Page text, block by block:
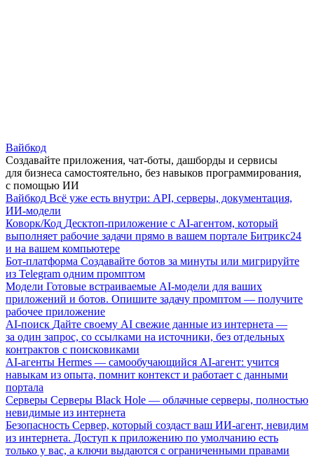
Вайбкод
Создавайте приложения, чат-боты, дашборды и сервисы
для бизнеса самостоятельно, без навыков программирования,
с помощью ИИ
Вайбкод Всё уже есть внутри: API, серверы, документация,
ИИ-модели
Коворк/Код Десктоп-приложение с AI-агентом, который
выполняет рабочие задачи прямо в вашем портале Битрикс24
и на вашем компьютере
Бот-платформа Создавайте ботов за минуты или мигрируйте
из Telegram одним промптом
Модели Готовые встраиваемые AI-модели для ваших
приложений и ботов. Опишите задачу промптом — получите
рабочее приложение
AI-поиск Дайте своему AI свежие данные из интернета —
за один запрос, со ссылками на источники, без отдельных
контрактов с поисковиками
AI-агенты Hermes — самообучающийся AI-агент: учится
навыкам из опыта, помнит контекст и работает с данными
портала
Серверы Серверы Black Hole — облачные серверы, полностью
невидимые из интернета
Безопасность Сервер, который создаст ваш ИИ-агент, невидим
из интернета. Доступ к приложению по умолчанию есть
только у вас, а ключи выдаются с ограниченными правами